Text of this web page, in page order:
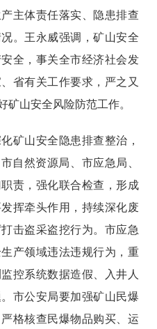
主体责任落实、隐患排查
。王永威强调，矿山安全
全，事关全市经济社会发
省有关工作要求，严之又
矿山安全风险防范工作。
山安全隐患排查整治，
自然资源局、市应急局、
责，强化联合检查，形成
挥牵头作用，持续深化废
击盗采盗挖行为。市应急
产领域违法违规行为，重
控系统数据造假、入井人
市公安局要加强矿山民爆
格核查民爆物品购买、运